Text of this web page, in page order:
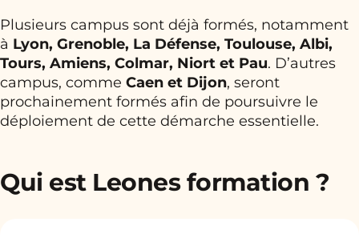
Plusieurs campus sont déjà formés, notamment
à Lyon, Grenoble, La Défense, Toulouse, Albi,
Tours, Amiens, Colmar, Niort et Pau. D’autres
campus, comme Caen et Dijon, seront
prochainement formés afin de poursuivre le
déploiement de cette démarche essentielle.
Qui est Leones formation ?